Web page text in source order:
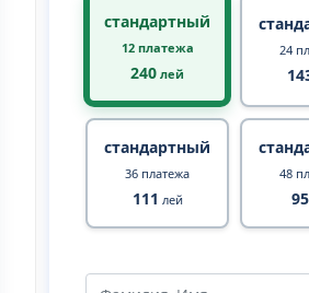
стандартный
12 платежа
240 лей
24
стандартный
36 платежа
111 лей
48
95